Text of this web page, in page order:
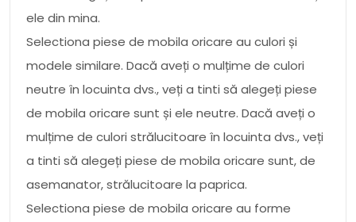
ele din mina.
Selectiona piese de mobila oricare au culori și
modele similare. Dacă aveți o mulțime de culori
neutre în locuinta dvs., veți a tinti să alegeți piese
de mobila oricare sunt și ele neutre. Dacă aveți o
mulțime de culori strălucitoare în locuinta dvs., veți
a tinti să alegeți piese de mobila oricare sunt, de
asemanator, strălucitoare la paprica.
Selectiona piese de mobila oricare au forme